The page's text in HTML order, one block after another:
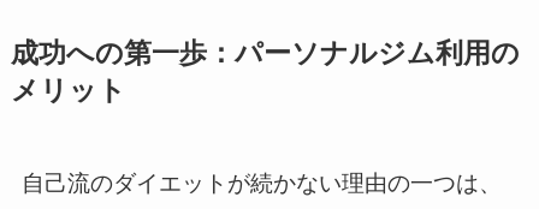
成功への第一歩：パーソナルジム利用の
メリット
自己流のダイエットが続かない理由の一つは、